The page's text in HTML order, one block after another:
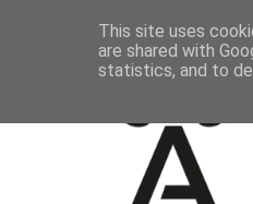
This site uses
are shared with
statistics, and to